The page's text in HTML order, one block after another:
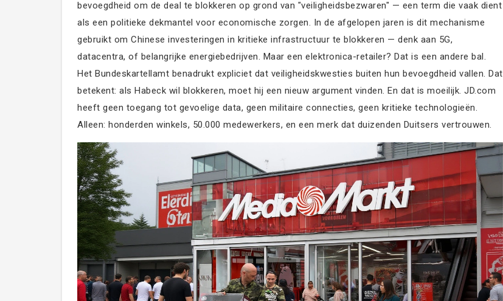
bevoegdheid om de deal te blokkeren op grond van "veiligheidsbezwaren" — een term die vaak dient
als een politieke dekmantel voor economische zorgen. In de afgelopen jaren is dit mechanisme
gebruikt om Chinese investeringen in kritieke infrastructuur te blokkeren — denk aan 5G,
datacentra, of belangrijke energiebedrijven. Maar een elektronica-retailer? Dat is een andere bal.
Het Bundeskartellamt benadrukt expliciet dat veiligheidskwesties buiten hun bevoegdheid vallen. Dat
betekent: als Habeck wil blokkeren, moet hij een nieuw argument vinden. En dat is moeilijk. JD.com
heeft geen toegang tot gevoelige data, geen militaire connecties, geen kritieke technologieën.
Alleen: honderden winkels, 50.000 medewerkers, en een merk dat duizenden Duitsers vertrouwen.